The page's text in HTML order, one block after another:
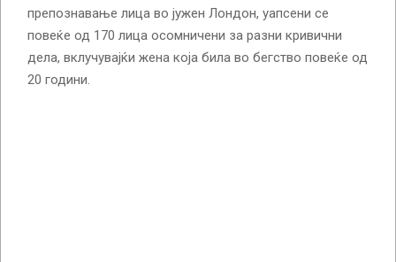
препознавање лица во јужен Лондон, уапсени се
повеќе од 170 лица осомничени за разни кривични
дела, вклучувајќи жена која била во бегство повеќе од
20 години.